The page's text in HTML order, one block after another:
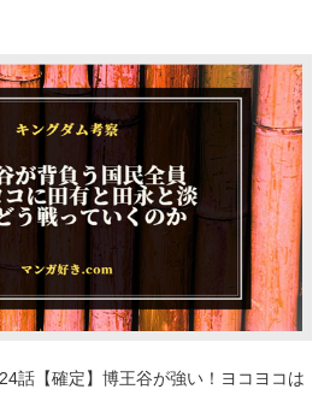
話【確定】博王谷が強い！ヨコヨコは